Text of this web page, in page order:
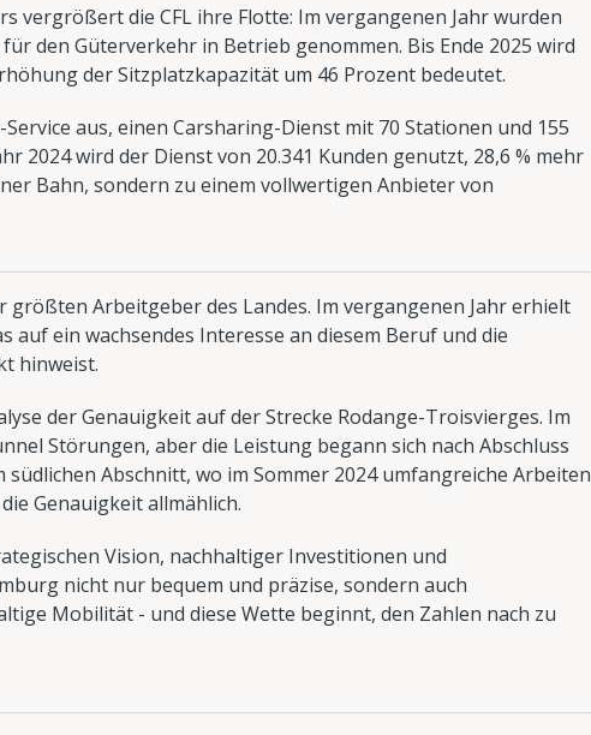
vergrößert die CFL ihre Flotte: Im vergangenen Jahr wurden
den Güterverkehr in Betrieb genommen. Bis Ende 2025 wird
der Sitzplatzkapazität um 46 Prozent bedeutet.
aus, einen Carsharing-Dienst mit 70 Stationen und 155
2024 wird der Dienst von 20.341 Kunden genutzt, 28,6 % mehr
Bahn, sondern zu einem vollwertigen Anbieter von
größten Arbeitgeber des Landes. Im vergangenen Jahr erhielt
auf ein wachsendes Interesse an diesem Beruf und die
hinweist.
der Genauigkeit auf der Strecke Rodange-Troisvierges. Im
Störungen, aber die Leistung begann sich nach Abschluss
Abschnitt, wo im Sommer 2024 umfangreiche Arbeiten
Genauigkeit allmählich.
Vision, nachhaltiger Investitionen und
nicht nur bequem und präzise, sondern auch
Mobilität - und diese Wette beginnt, den Zahlen nach zu